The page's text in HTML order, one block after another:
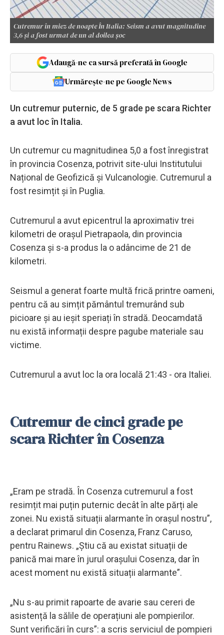
Cutremur în miez de noapte În Italia: Seism a avut magnitudine
3,6 și a fost urmat de un al doilea șoc
Adaugă-ne ca sursă preferată în Google
Urmărește-ne pe Google News
Un cutremur puternic, de 5 grade pe scara Richter
a avut loc în Italia.
Un cutremur cu magnitudinea 5,0 a fost înregistrat
în provincia Cosenza, potrivit site-ului Institutului
Național de Geofizică și Vulcanologie. Cutremurul a
fost resimțit și în Puglia.
Cutremurul a avut epicentrul la aproximativ trei
kilometri de orașul Pietrapaola, din provincia
Cosenza și s-a produs la o adâncime de 21 de
kilometri.
Seismul a generat foarte multă frică printre oameni,
pentru că au simțit pământul tremurând sub
picioare și au ieșit speriați în stradă. Deocamdată
nu există informații despre pagube materiale sau
victime.
Cutremurul a avut loc la ora locală 21:43 - ora Italiei.
Cutremur de cinci grade pe
scara Richter în Cosenza
„Eram pe stradă. În Cosenza cutremurul a fost
resimțit mai puțin puternic decât în ​​alte părți ale
zonei. Nu există situații alarmante în orașul nostru”,
a declarat primarul din Cosenza, Franz Caruso,
pentru Rainews. „Știu că au existat situații de
panică mai mare în jurul orașului Cosenza, dar în
acest moment nu există situații alarmante”.
„Nu s-au primit rapoarte de avarie sau cereri de
asistență la sălile de operațiuni ale pompierilor.
Sunt verificări în curs”: a scris serviciul de pompieri